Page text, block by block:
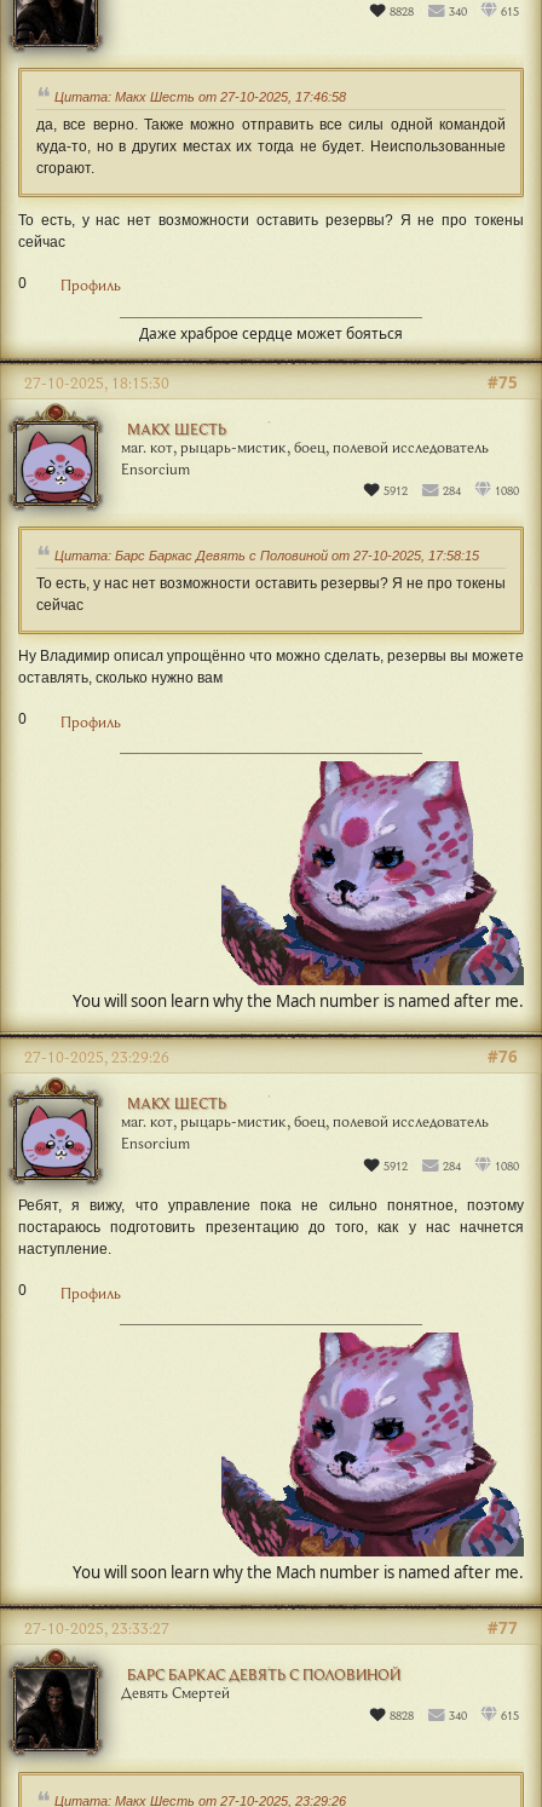
8828 340 615
Цитата: Макх Шесть от 27-10-2025, 17:46:58
да, все верно. Также можно отправить все силы одной командой
куда-то, но в других местах их тогда не будет. Неиспользованные
сгорают.
То есть, у нас нет возможности оставить резервы? Я не про токены
сейчас
0 Профиль
Даже храброе сердце может бояться
МАКХ ШЕСТЬ
маг. кот, рыцарь-мистик, боец, полевой исследователь
Ensorcium
5912 284 1080
#75
27-10-2025, 18:15:30
Цитата: Барс Баркас Девять с Половиной от 27-10-2025, 17:58:15
То есть, у нас нет возможности оставить резервы? Я не про токены
сейчас
Ну Владимир описал упрощённо что можно сделать, резервы вы можете
оставлять, сколько нужно вам
0 Профиль
МАКХ ШЕСТЬ
маг. кот, рыцарь-мистик, боец, полевой исследователь
Ensorcium
5912 284 1080
#76
27-10-2025, 23:29:26
Ребят, я вижу, что управление пока не сильно понятное, поэтому
постараюсь подготовить презентацию до того, как у нас начнется
наступление.
0 Профиль
БАРС БАРКАС ДЕВЯТЬ С ПОЛОВИНОЙ
Девять Смертей
8828 340 615
#77
27-10-2025, 23:33:27
Цитата: Макх Шесть от 27-10-2025, 23:29:26